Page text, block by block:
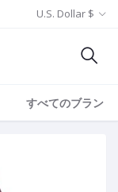
U.S. Dollar $
すべてのブランド